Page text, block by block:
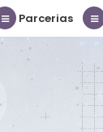
Parcerias